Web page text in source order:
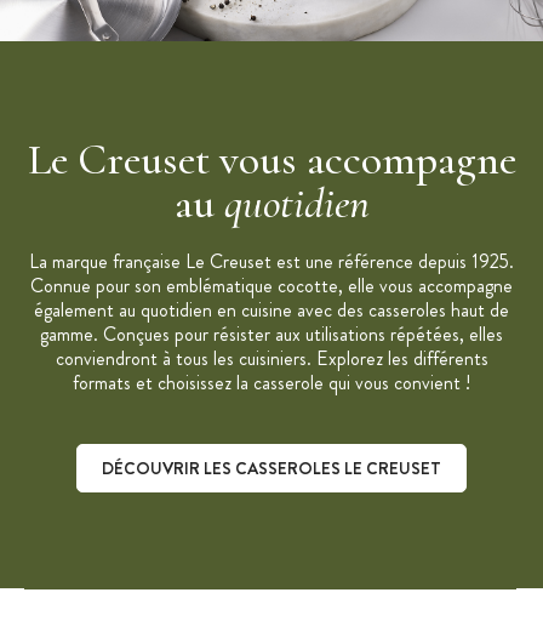
Le Creuset vous accompagne
auquotidien
La marque française Le Creuset est une référence depuis 1925.
Connue pour son emblématique cocotte, elle vous accompagne
également au quotidien en cuisine avec des casseroles haut de
gamme. Conçues pour résister aux utilisations répétées, elles
conviendront à tous les cuisiniers. Explorez les différents
formats et choisissez la casserole qui vous convient !
DÉCOUVRIR LES CASSEROLES LE CREUSET